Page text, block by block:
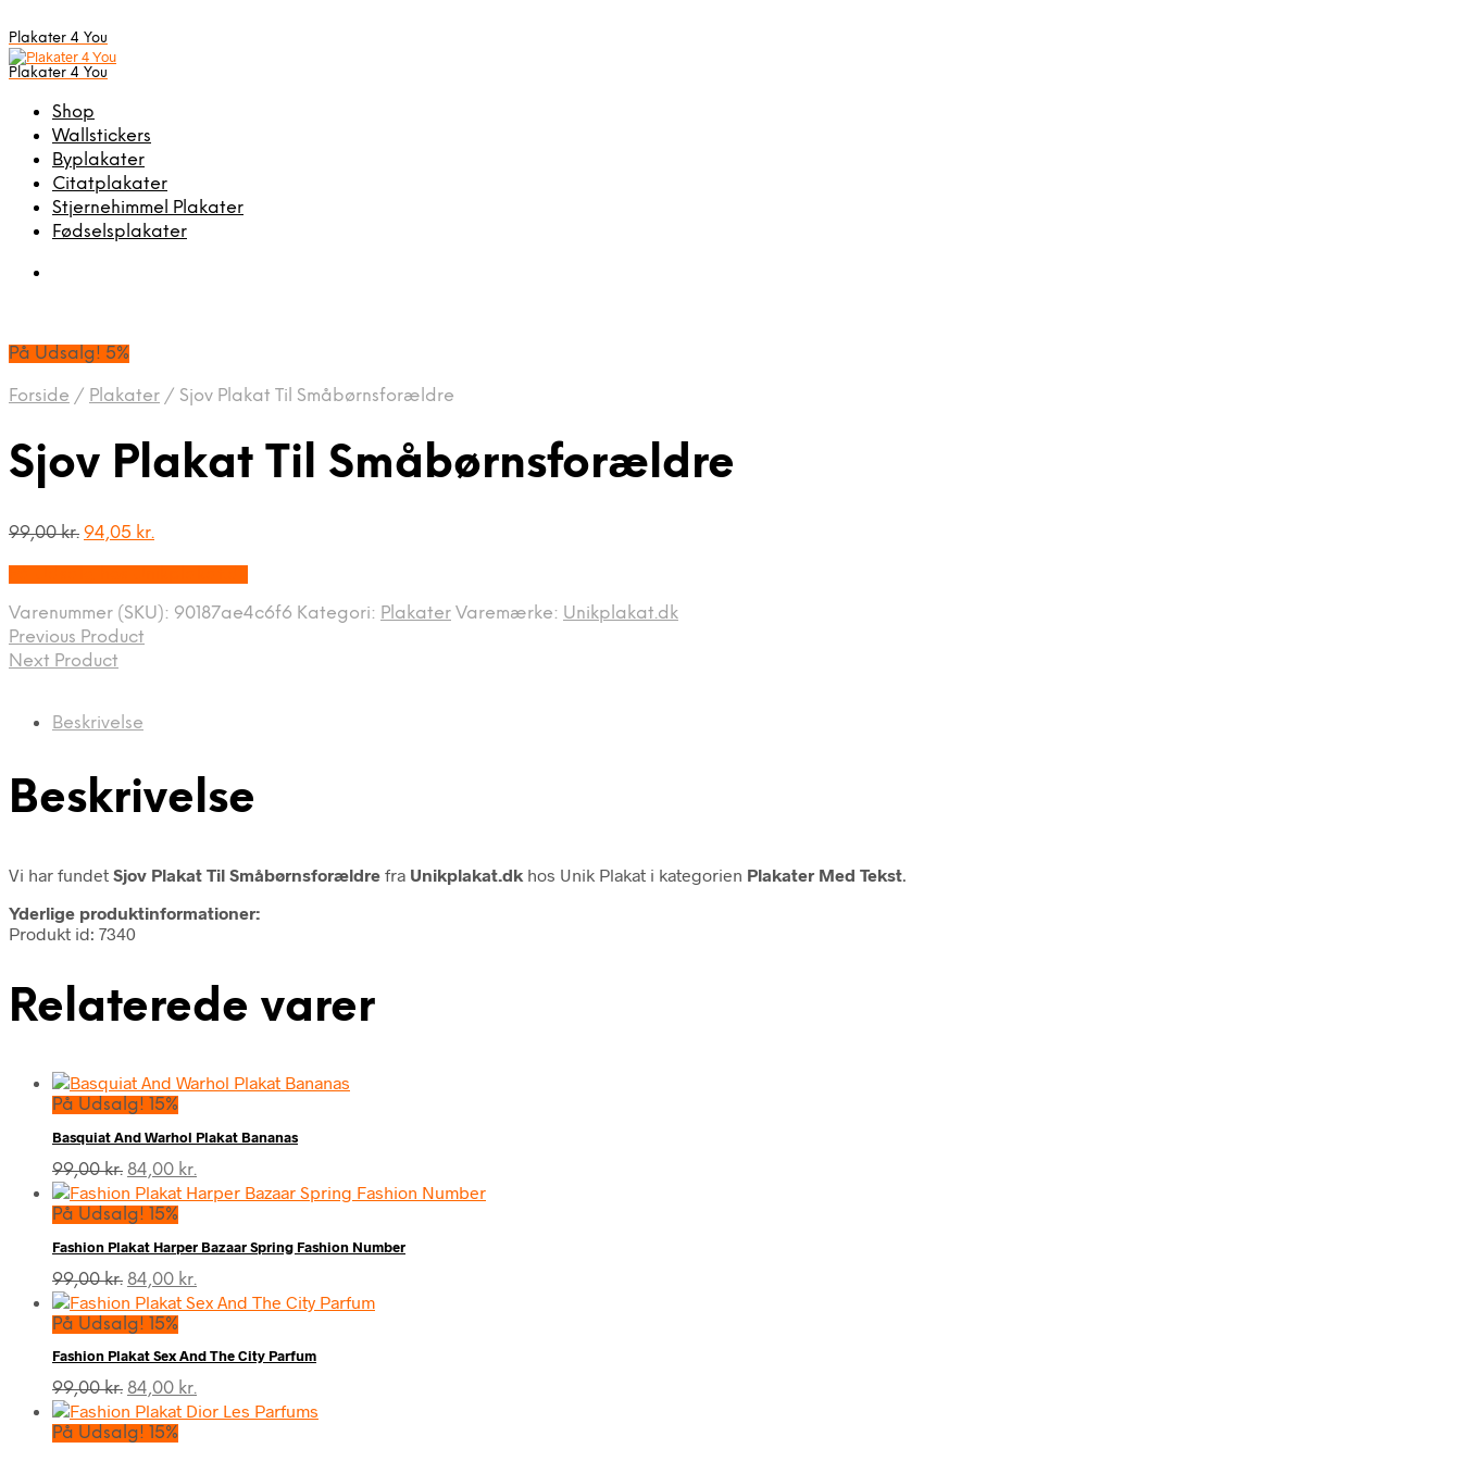
Plakater 4 You
Plakater 4 You
Shop
Wallstickers
Byplakater
Citatplakater
Stjernehimmel Plakater
Fødselsplakater
På Udsalg! 5%
Forside / Plakater / Sjov Plakat Til Småbørnsforældre
Sjov Plakat Til Småbørnsforældre
99,00kr. Den
99,00 kr..
94,05 kr.
94,05 kr..
Varenummer (SKU): 90187ae4c6f6 Kategori: Plakater Varemærke: Unikplakat.dk
Previous Product
Next Product
Beskrivelse
Beskrivelse
Vi har fundet Sjov Plakat Til Småbørnsforældre fra Unikplakat.dk hos Unik Plakat i kategorien Plakater Med Tekst
Yderlige produktinformationer:
Produkt id: 7340
Relaterede varer
På Udsalg! 15%
Basquiat And Warhol Plakat Bananas
99,00kr. Den
oprindelige
pris
99,00 kr..
84,00 kr.
aktuelle
84,00 kr..
På Udsalg! 15%
Fashion Plakat Harper Bazaar Spring Fashion Number
99,00kr. Den
oprindelige
pris
99,00 kr..
84,00 kr.
aktuelle
84,00 kr..
På Udsalg! 15%
Fashion Plakat Sex And The City Parfum
99,00kr. Den
oprindelige
pris
84,00 kr.
aktuelle
På Udsalg! 15%